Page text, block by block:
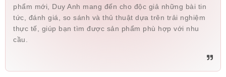
VO THANH VINH 090660xxxx 16:34 08/07/2026
VO THANH VINH 090660xxxx 16:34 08/07/2026
phẩm mới, Duy Anh mang đến cho độc giả những bài tin
tức, đánh giá, so sánh và thủ thuật dựa trên trải nghiệm
thực tế, giúp bạn tìm được sản phẩm phù hợp với nhu
cầu.